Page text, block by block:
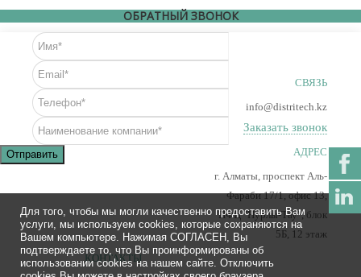
Для того, чтобы мы могли качественно предоставить Вам
услуги, мы используем cookies, которые сохраняются на
Вашем компьютере. Нажимая СОГЛАСЕН, Вы
подтверждаете то, что Вы проинформированы об
использовании cookies на нашем сайте. Отключить
ОБРАТНЫЙ ЗВОНОК
Отправить
СВЯЗЬ
info@distritech.kz
Заказать звонок
АДРЕС
г. Алматы, проспект Аль-
Фараби 17/1, офис 13,
ПФЦ "Нурлы-Тау", блок
5Б, 12 этаж
КОНТАКТЫ